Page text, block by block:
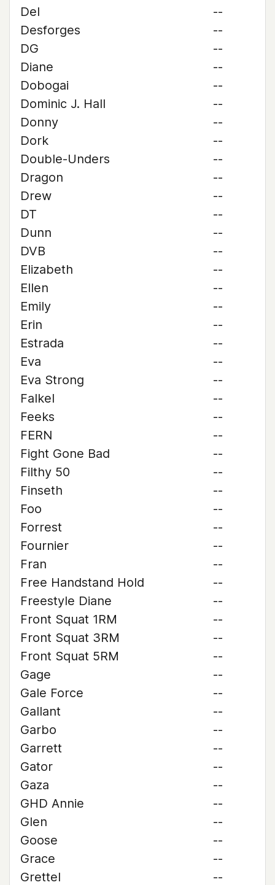
Del
--
Desforges
--
DG
--
Diane
--
Dobogai
--
Dominic J. Hall
--
Donny
--
Dork
--
Double-Unders
--
Dragon
--
Drew
--
DT
--
Dunn
--
DVB
--
Elizabeth
--
Ellen
--
Emily
--
Erin
--
Estrada
--
Eva
--
Eva Strong
--
Falkel
--
Feeks
--
FERN
--
Fight Gone Bad
--
Filthy 50
--
Finseth
--
Foo
--
Forrest
--
Fournier
--
Fran
--
Free Handstand Hold
--
Freestyle Diane
--
Front Squat 1RM
--
Front Squat 3RM
--
Front Squat 5RM
--
Gage
--
Gale Force
--
Gallant
--
Garbo
--
Garrett
--
Gator
--
Gaza
--
GHD Annie
--
Glen
--
Goose
--
Grace
--
Grettel
--